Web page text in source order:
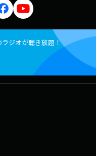
ジオが聴き放題！